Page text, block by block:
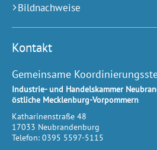
Bildnachweise
Kontakt
Gemeinsame
Industrie- und Handelskammer
östliche Mecklenburg-Vorpommern
Katharinenstraße 48
17033 Neubrandenburg
Telefon: 0395 5597-5115